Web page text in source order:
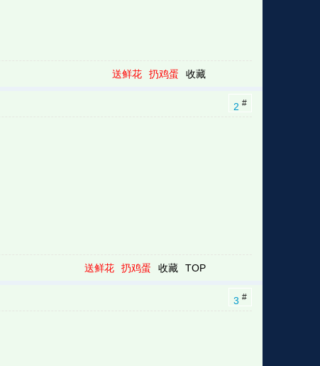
送鲜花 扔鸡蛋 收藏
2 #
送鲜花 扔鸡蛋 收藏 TOP
3 #